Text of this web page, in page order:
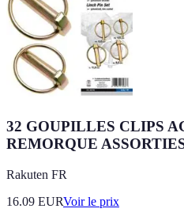
32 GOUPILLES CLIPS
REMORQUE
Rakuten FR
16.09 EURVoir le prix